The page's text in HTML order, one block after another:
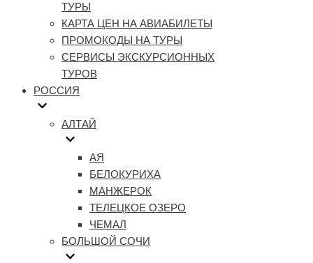
ТУРЫ
КАРТА ЦЕН НА АВИАБИЛЕТЫ
ПРОМОКОДЫ НА ТУРЫ
СЕРВИСЫ ЭКСКУРСИОННЫХ
ТУРОВ
РОССИЯ
АЛТАЙ
АЯ
БЕЛОКУРИХА
МАНЖЕРОК
ТЕЛЕЦКОЕ ОЗЕРО
ЧЕМАЛ
БОЛЬШОЙ СОЧИ